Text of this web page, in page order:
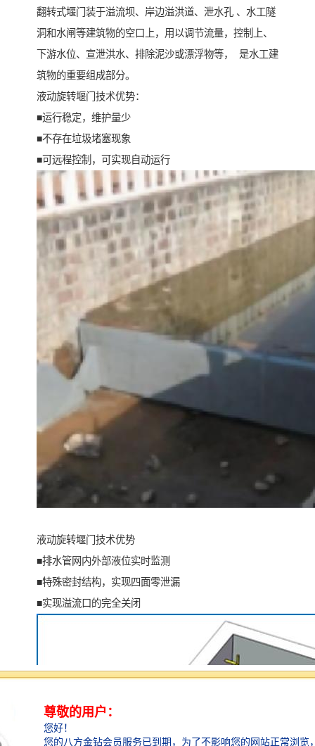
翻转式堰门装于溢流坝、岸边溢洪道、泄水孔 、水工隧
洞和水闸等建筑物的空口上，用以调节流量，控制上、
下游水位、宣泄洪水、排除泥沙或漂浮物等， 是水工建
筑物的重要组成部分。
液动旋转堰门技术优势：
■运行稳定，维护量少
■不存在垃圾堵塞现象
■可远程控制，可实现自动运行
液动旋转堰门技术优势
■排水管网内外部液位实时监测
■特殊密封结构，实现四面零泄漏
■实现溢流口的完全关闭